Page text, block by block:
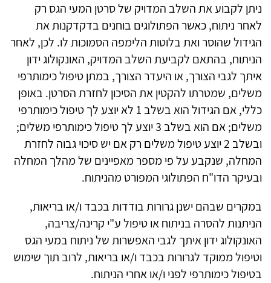
ניתן לקבוע את השלב המדויק של סרטן המעי הגס רק
לאחר ניתוח, כאשר הפתולוגים בוחנים בדקדקנות את
הגידול שהוסר ואת בלוטות הלימפה הסמוכות לו. לכן, לאחר
הניתוח, בהתאם לקביעת השלב המדויק, האונקולוג ידון
איתך לגבי הצורך, או היעדר הצורך, במתן טיפול כימותרפי
משלים, שמטרתו להקטין את הסיכון לחזרת הסרטן. באופן
כללי, אם הגידול הוא בשלב 1 לא יוצע לך טיפול כימותרפי
משלים; אם הוא בשלב 3יוצע לך טיפול כימותרפי משלים;
ובשלב 2יוצע טיפול משלים רק אם יש סיכוי גבוה לחזרת
המחלה, שנקבע על פי מספר מאפיינים של מהלך המחלה
ובעיקר הדו"ח הפתולוגי המפורט מהניתוח.
במקרים שבהם ישנן גרורות בודדות בכבד ו/או בריאות,
הניתנות להסרה בניתוח או טיפול ע"י קרינה/צריבה,
האונקולוג ידון איתך לגבי האפשרות של ניתוח במעי הגס
וטיפול ממוקד לגרורות בכבד ו/או בריאות, לרוב תוך שימוש
בטיפול כימותרפי לפני ו/או אחרי הניתוח.